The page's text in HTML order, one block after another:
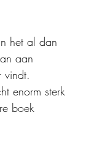
het al dan
aan
vindt.
boek